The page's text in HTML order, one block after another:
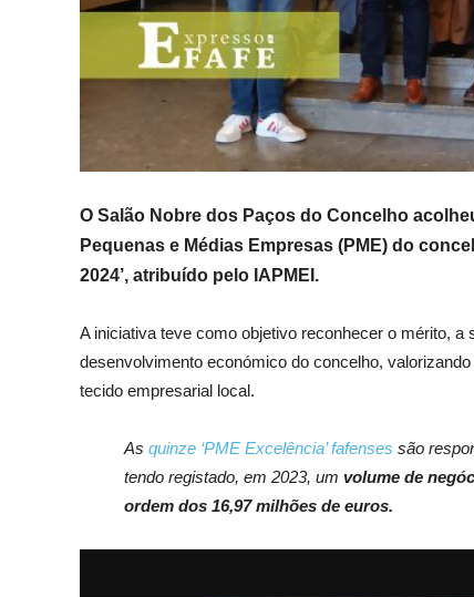
O Salão Nobre dos Paços do Concelho
Pequenas e Médias Empresas (PME) do
2024’, atribuído pelo IAPMEI.
A iniciativa teve como objetivo reconhecer o mérito,
desenvolvimento económico do concelho,
tecido empresarial local.
As quinze ‘PME Excelência’ fafenses são
tendo registado, em 2023, um volume de
ordem dos 16,97 milhões de euros.